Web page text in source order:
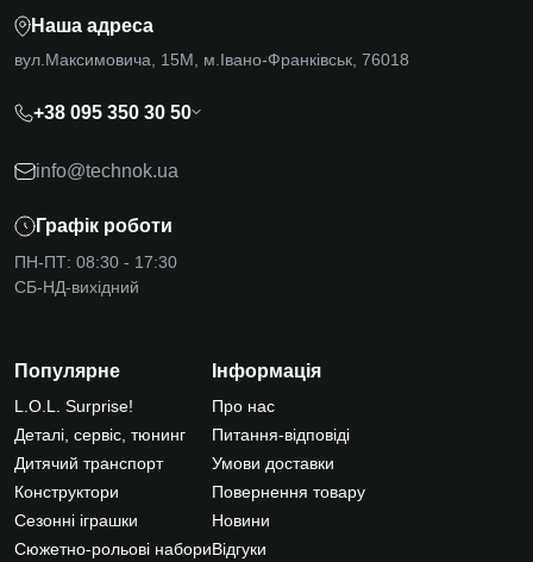
Наша адреса
вул.Максимовича, 15М, м.Івано-Франківськ, 76018
+38 095 350 30 50
info@technok.ua
Графік роботи
ПН-ПТ: 08:30 - 17:30
СБ-НД-вихідний
Популярне
L.O.L. Surprise!
Деталі, сервіс, тюнинг
Дитячий транспорт
Конструктори
Сезонні іграшки
Сюжетно-рольові набори
Інформація
Про нас
Питання-відповіді
Умови доставки
Повернення товару
Новини
Відгуки